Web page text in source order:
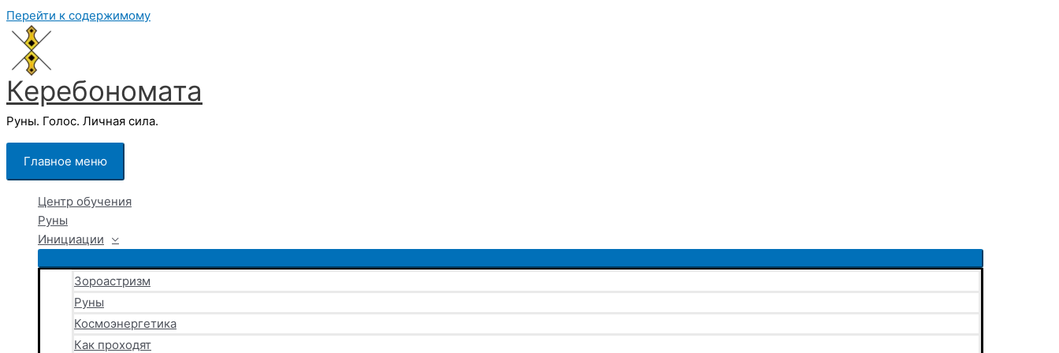
Перейти к содержимому
Керебономата
Руны. Голос. Личная сила.
Главное меню
Центр обучения
Руны
Инициации
Зороастризм
Руны
Космоэнергетика
Как проходят